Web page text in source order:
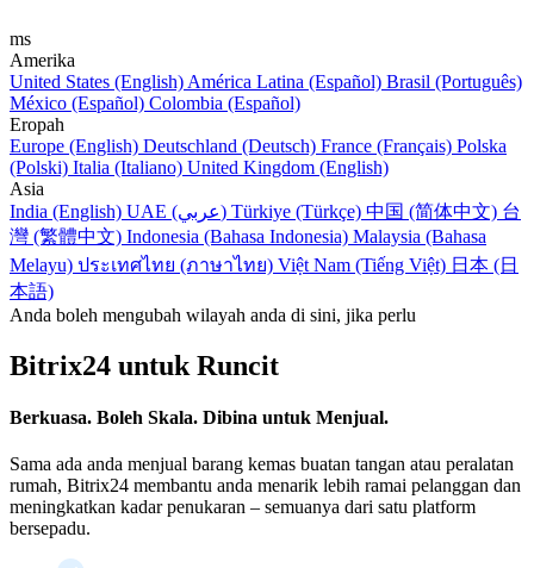
ms
Amerika
United States (English) América Latina (Español) Brasil (Português)
México (Español) Colombia (Español)
Eropah
Europe (English) Deutschland (Deutsch) France (Français) Polska
(Polski) Italia (Italiano) United Kingdom (English)
Asia
India (English)
UAE (عربي) Türkiye (Türkçe) 中国 (简体中文) 台
灣 (繁體中文) Indonesia (Bahasa Indonesia) Malaysia (Bahasa
Melayu) ประเทศไทย (ภาษาไทย) Việt Nam (Tiếng Việt) 日本 (日
本語)
Anda boleh mengubah wilayah anda di sini, jika perlu
Bitrix24 untuk Runcit
Berkuasa. Boleh Skala. Dibina untuk Menjual.
Sama ada anda menjual barang kemas buatan tangan atau peralatan
rumah, Bitrix24 membantu anda menarik lebih ramai pelanggan dan
meningkatkan kadar penukaran – semuanya dari satu platform
bersepadu.